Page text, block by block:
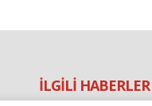
İLGİLİ HABERLER